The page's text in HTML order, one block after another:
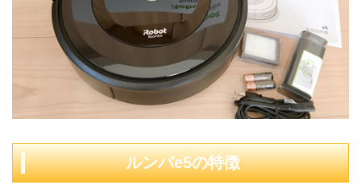
ルンバe5の特徴